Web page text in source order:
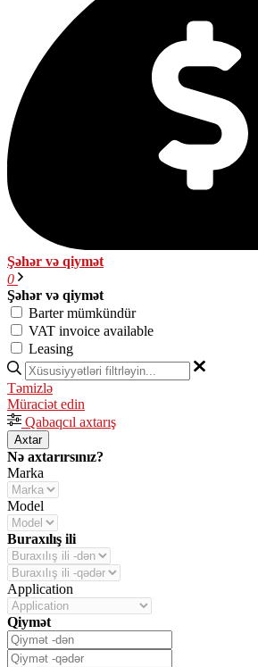
Şəhər və qiymət
0
Şəhər və qiymət
Barter mümkündür
VAT invoice available
Leasing
Təmizlə
Müraciət edin
Qabaqcıl axtarış
Axtar
Nə axtarırsınız?
Marka
Model
Buraxılış ili
Application
Qiymət